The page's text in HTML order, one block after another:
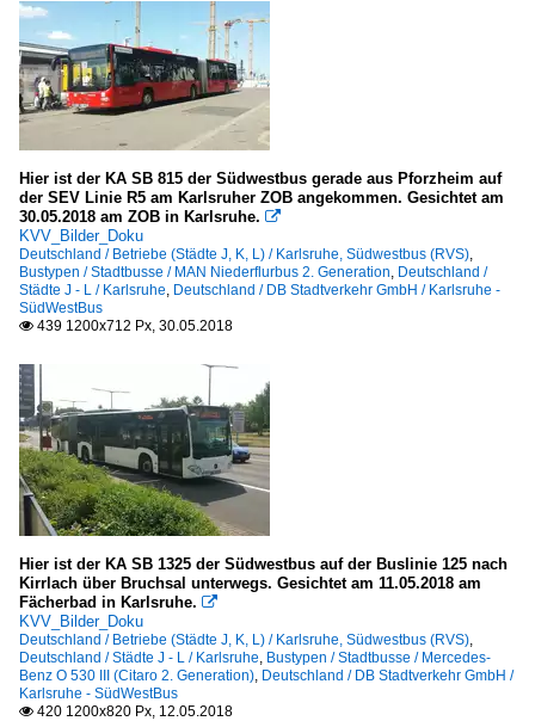
Hier ist der KA SB 815 der Südwestbus gerade aus Pforzheim auf
der SEV Linie R5 am Karlsruher ZOB angekommen. Gesichtet am
30.05.2018 am ZOB in Karlsruhe. 
KVV_Bilder_Doku
Deutschland / Betriebe (Städte J, K, L) / Karlsruhe, Südwestbus (RVS),
Bustypen / Stadtbusse / MAN Niederflurbus 2. Generation, Deutschland /
Städte J - L / Karlsruhe, Deutschland / DB Stadtverkehr GmbH / Karlsruhe -
SüdWestBus
 439 1200x712 Px, 30.05.2018
Hier ist der KA SB 1325 der Südwestbus auf der Buslinie 125 nach
Kirrlach über Bruchsal unterwegs. Gesichtet am 11.05.2018 am
Fächerbad in Karlsruhe. 
KVV_Bilder_Doku
Deutschland / Betriebe (Städte J, K, L) / Karlsruhe, Südwestbus (RVS),
Deutschland / Städte J - L / Karlsruhe, Bustypen / Stadtbusse / Mercedes-
Benz O 530 III (Citaro 2. Generation), Deutschland / DB Stadtverkehr GmbH /
Karlsruhe - SüdWestBus
 420 1200x820 Px, 12.05.2018